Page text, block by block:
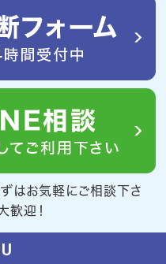
ずはお気軽にご相談下さ
歓迎！